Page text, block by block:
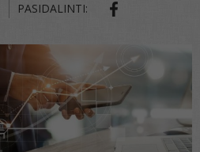
PASIDALINTI: